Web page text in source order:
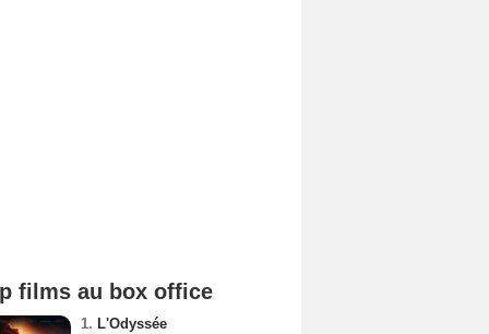
films au box office
1. L'Odyssée